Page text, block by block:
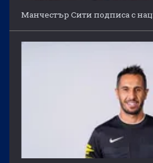
Манчестър Сити подписа с